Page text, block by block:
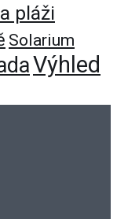
pláži
Solarium
Výhled